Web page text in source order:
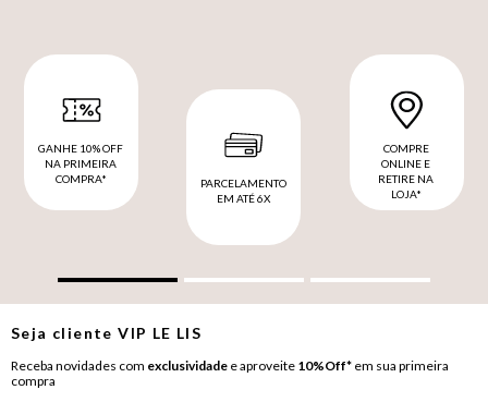
GANHE 10% OFF
NA PRIMEIRA
COMPRA*
PARCELAMENTO
EM ATÉ 6X
COMPRE
ONLINE E
RETIRE NA
LOJA*
Seja clienteVIP LE LIS
Receba novidades com exclusividade e aproveite 10%Off* em sua primeira
compra